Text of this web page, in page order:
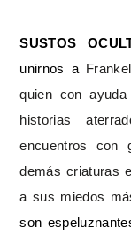
SUSTOS
unirnos a
quien con
historias
encuentros con
demás criaturas
a sus miedos
son